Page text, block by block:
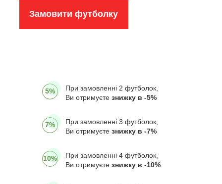
Замовити футболку
5%
При замовленні 2 футболок,
Ви отримуєте знижку в -5%
7%
При замовленні 3 футболок,
Ви отримуєте знижку в -7%
10%
При замовленні 4 футболок,
Ви отримуєте знижку в -10%